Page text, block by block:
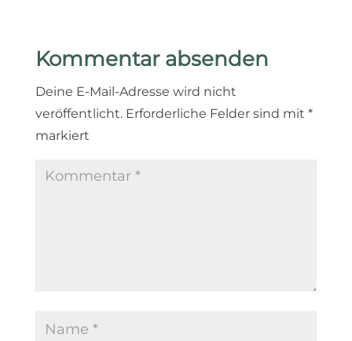
Kommentar absenden
Deine E-Mail-Adresse wird nicht
veröffentlicht. Erforderliche Felder sind mit *
markiert